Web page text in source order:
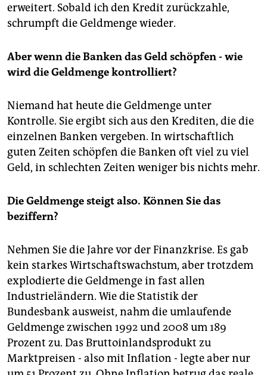
erweitert. Sobald ich den Kredit zurückzahle,
schrumpft die Geldmenge wieder.
Aber wenn die Banken das Geld schöpfen - wie
wird die Geldmenge kontrolliert?
Niemand hat heute die Geldmenge unter
Kontrolle. Sie ergibt sich aus den Krediten, die die
einzelnen Banken vergeben. In wirtschaftlich
guten Zeiten schöpfen die Banken oft viel zu viel
Geld, in schlechten Zeiten weniger bis nichts mehr.
Die Geldmenge steigt also. Können Sie das
beziffern?
Nehmen Sie die Jahre vor der Finanzkrise. Es gab
kein starkes Wirtschaftswachstum, aber trotzdem
explodierte die Geldmenge in fast allen
Industrieländern. Wie die Statistik der
Bundesbank ausweist, nahm die umlaufende
Geldmenge zwischen 1992 und 2008 um 189
Prozent zu. Das Bruttoinlandsprodukt zu
Marktpreisen - also mit Inflation - legte aber nur